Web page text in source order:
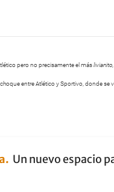
pero no precisamente el máslivianito
entre Atlético y Sportivo, donde se
Un nuevo espacio